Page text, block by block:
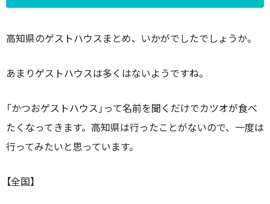
高知県のゲストハウスまとめ、いかがでしたでしょうか。
あまりゲストハウスは多くはないようですね。
「かつおゲストハウス」って名前を聞くだけでカツオが食べ
たくなってきます。高知県は行ったことがないので、一度は
行ってみたいと思っています。
【全国】